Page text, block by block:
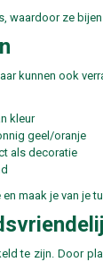
waardoor ze
kunnen ook
kleur
geel/oranje
als decoratie
maak je van je
te zijn. Door